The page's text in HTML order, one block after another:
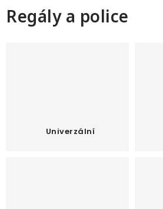
Regály a police
Univerzální